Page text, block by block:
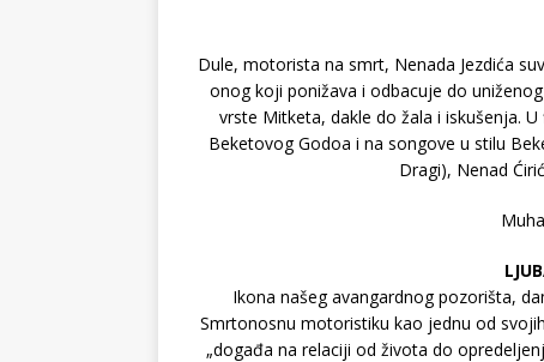
Dule, motorista na smrt, Nenada Jezdića
onog koji ponižava i odbacuje do
vrste Mitketa, dakle do žala i iskušenja.
Beketovog Godoa i na songove u stilu
Dragi), Nenad
Ikona našeg avangardnog pozorišta,
Smrtonosnu motoristiku kao jednu od
„događa na relaciji od života do